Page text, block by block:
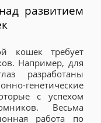
развитием
кошек требует
Например, для
разработаны
генетические
с успехом
Весьма
работа по